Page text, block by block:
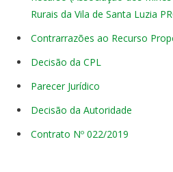
Rurais da Vila de Santa Luzia
Contrarrazões ao Recurso
Decisão da CPL
Parecer Jurídico
Decisão da Autoridade
Contrato Nº 022/2019